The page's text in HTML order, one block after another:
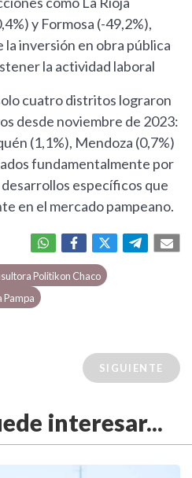
y Formosa (-49,2%),
la inversión en obra pública
la actividad laboral
cuatro distritos lograron
desde noviembre de 2023:
(1,1%), Mendoza (0,7%)
fundamentalmente por
específicos que
en el mercado pampeano.
Politikon Chaco
Pampa
SIGUIENTE
interesar...